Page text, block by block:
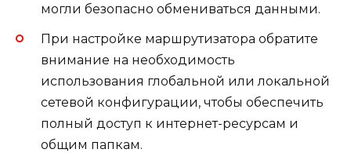
могли безопасно обмениваться данными.
При настройке маршрутизатора обратите
внимание на необходимость
использования глобальной или локальной
сетевой конфигурации, чтобы обеспечить
полный доступ к интернет-ресурсам и
общим папкам.